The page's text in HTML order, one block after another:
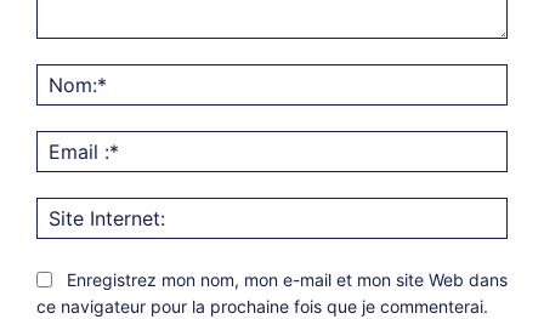
:*
Enregistrez mon nom, mon e-mail et mon site Web dans
ce navigateur pour la prochaine fois que je commenterai.